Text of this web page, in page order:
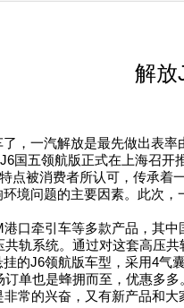
解放
，一汽解放是最先做出表
国五领航版正式在上海召开
点被消费者所认可，传承
境问题的主要因素。此次
口牵引车等多款产品，其
轨系统。通过对这套高压
的J6领航版车型，采用4
单也是蜂拥而至，优惠多多
常的兴奋，又有新产品和大